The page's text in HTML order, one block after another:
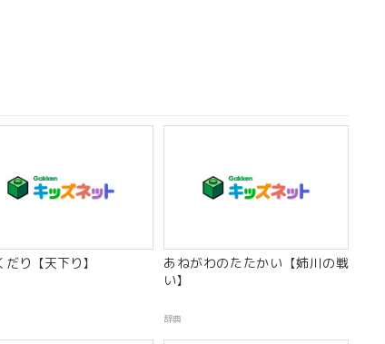
だり【天下り】
あねがわのたたかい【姉川の戦
い】
辞典